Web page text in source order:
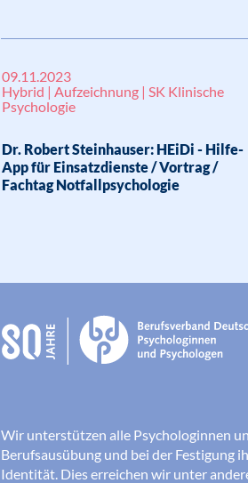
09.11.2023
Hybrid | Aufzeichnung | SK Klinische
Psychologie
Dr. Robert Steinhauser: HEiDi - Hilfe-
App für Einsatzdienste / Vortrag /
Fachtag Notfallpsychologie
Wir unterstützen alle Psychologinnen
Berufsausübung und bei der Festigung
Identität. Dies erreichen wir unter